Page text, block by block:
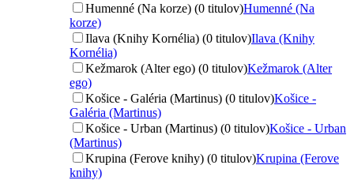
Humenné (Na korze) (0 titulov)Humenné (Na
korze)
Ilava (Knihy Kornélia) (0 titulov)Ilava (Knihy
Kornélia)
Kežmarok (Alter ego) (0 titulov)Kežmarok (Alter
ego)
Košice - Galéria (Martinus) (0 titulov)Košice -
Galéria (Martinus)
Košice - Urban (Martinus) (0 titulov)Košice - Urban
(Martinus)
Krupina (Ferove knihy) (0 titulov)Krupina (Ferove
knihy)